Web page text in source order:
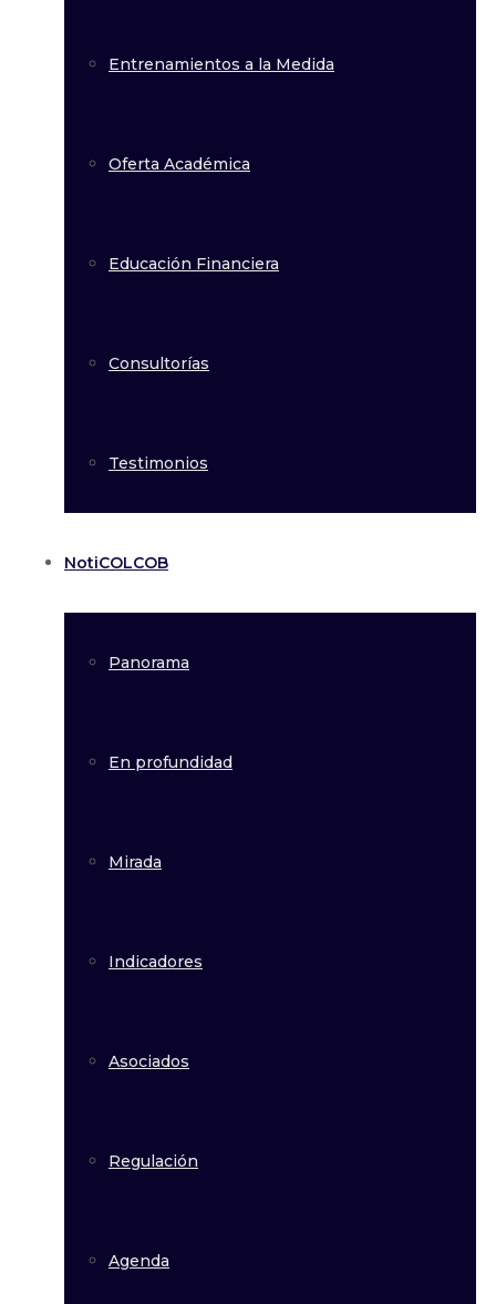
Entrenamientos a la Medida
Oferta Académica
Educación Financiera
Consultorías
Testimonios
NotiCOLCOB
Panorama
En profundidad
Mirada
Indicadores
Asociados
Regulación
Agenda